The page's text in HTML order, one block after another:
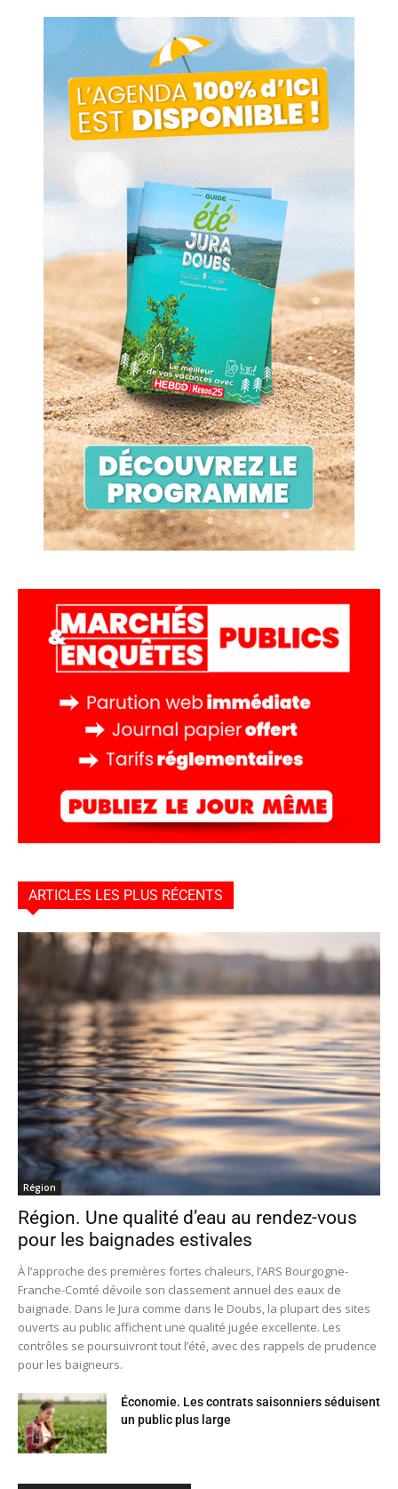
ARTICLES LES PLUS RÉCENTS
Région
Région. Une qualité d’eau au rendez-vous
pour les baignades estivales
À l’approche des premières fortes chaleurs, l’ARS Bourgogne-
Franche-Comté dévoile son classement annuel des eaux de
baignade. Dans le Jura comme dans le Doubs, la plupart des sites
ouverts au public affichent une qualité jugée excellente. Les
contrôles se poursuivront tout l’été, avec des rappels de prudence
pour les baigneurs.
Économie. Les contrats saisonniers séduisent
un public plus large